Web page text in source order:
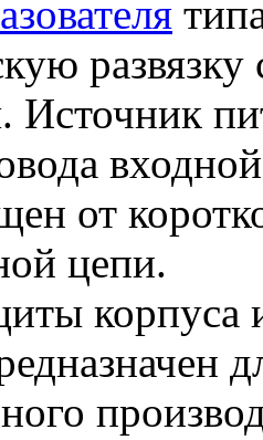
Источник
от
цепи.
корпуса